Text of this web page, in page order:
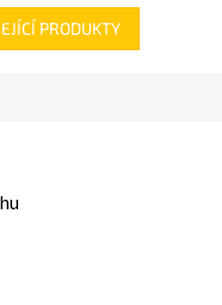
PRODUKTY